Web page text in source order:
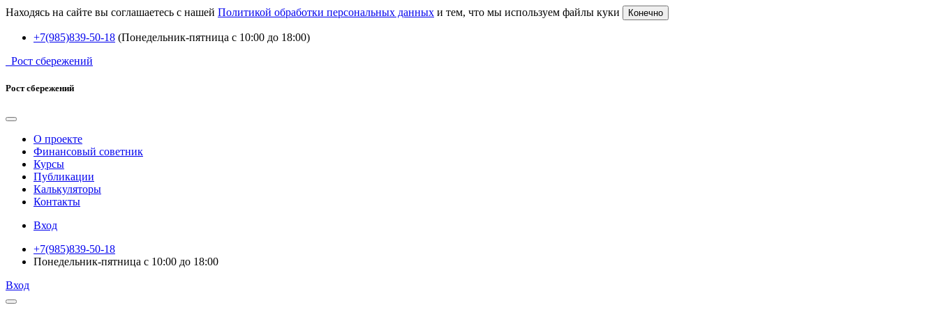
Находясь на сайте вы соглашаетесь с нашей Политикой обработки персональных данных и тем, что мы используем файлы куки Конечно
+7(985)839-50-18 (Понедельник-пятница с 10:00 до 18:00)
Рост сбережений
Рост сбережений
О проекте
Финансовый советник
Курсы
Публикации
Калькуляторы
Контакты
Вход
+7(985)839-50-18
Понедельник-пятница с 10:00 до 18:00
Вход